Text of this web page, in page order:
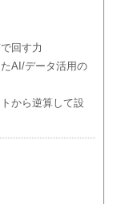
回す力
AI/データ活用の
から逆算して設